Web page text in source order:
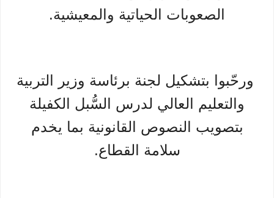
الصعوبات الحياتية والمعيشية.
ورحّبوا بتشكيل لجنة برئاسة وزير التربية
والتعليم العالي لدرس السُّبل الكفيلة
بتصويب النصوص القانونية بما يخدم
سلامة القطاع.